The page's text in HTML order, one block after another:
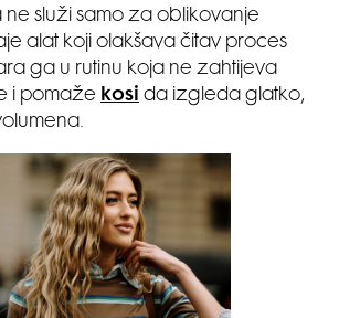
ne služi samo za oblikovanje
alat koji olakšava čitav proces
ga u rutinu koja ne zahtijeva
i pomaže kosi da izgleda glatko,